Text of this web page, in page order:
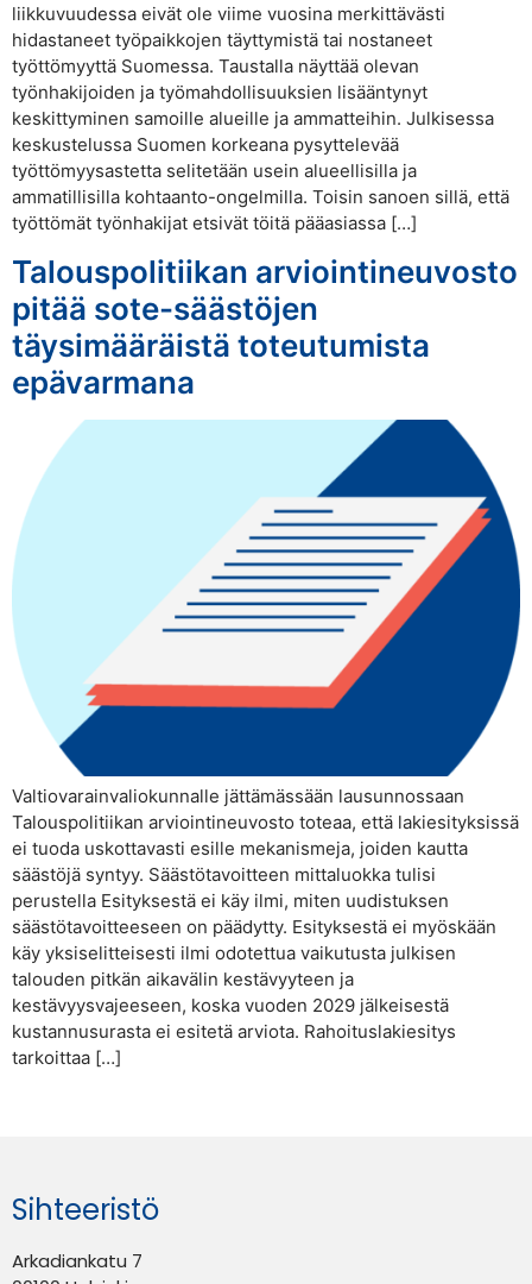
liikkuvuudessa eivät ole viime vuosina merkittävästi
hidastaneet työpaikkojen täyttymistä tai nostaneet
työttömyyttä Suomessa. Taustalla näyttää olevan
työnhakijoiden ja työmahdollisuuksien lisääntynyt
keskittyminen samoille alueille ja ammatteihin. Julkisessa
keskustelussa Suomen korkeana pysyttelevää
työttömyysastetta selitetään usein alueellisilla ja
ammatillisilla kohtaanto-ongelmilla. Toisin sanoen sillä, että
työttömät työnhakijat etsivät töitä pääasiassa […]
Talouspolitiikan arviointineuvosto
pitää sote-säästöjen
täysimääräistä toteutumista
epävarmana
Valtiovarainvaliokunnalle jättämässään lausunnossaan
Talouspolitiikan arviointineuvosto toteaa, että lakiesityksissä
ei tuoda uskottavasti esille mekanismeja, joiden kautta
säästöjä syntyy. Säästötavoitteen mittaluokka tulisi
perustella Esityksestä ei käy ilmi, miten uudistuksen
säästötavoitteeseen on päädytty. Esityksestä ei myöskään
käy yksiselitteisesti ilmi odotettua vaikutusta julkisen
talouden pitkän aikavälin kestävyyteen ja
kestävyysvajeeseen, koska vuoden 2029 jälkeisestä
kustannusurasta ei esitetä arviota. Rahoituslakiesitys
tarkoittaa […]
Sihteeristö
Arkadiankatu 7